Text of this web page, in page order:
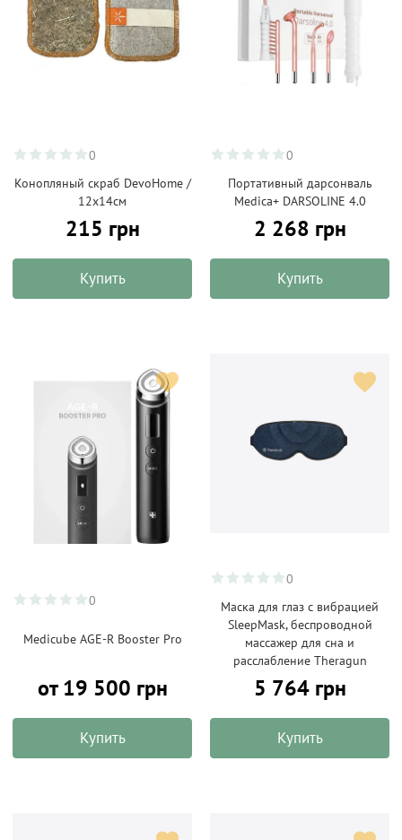
0
Конопляный скраб DevoHome /
12х14см
215 грн
Купить
0
Портативный дарсонваль
Medica+ DARSOLINE 4.0
2 268 грн
Купить
0
Medicube AGE-R Booster Pro
от 19 500 грн
Купить
0
Маска для глаз с вибрацией
SleepMask, беспроводной
массажер для сна и
расслабление Theragun
5 764 грн
Купить